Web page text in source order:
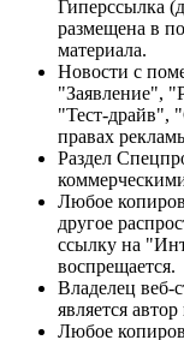
Гиперссылка
размещена в
материала.
Новости с
"Заявление",
"Тест-драйв",
правах
Раздел
Любое
другое
ссылку на
воспрещается.
Владелец веб-
является
Любое